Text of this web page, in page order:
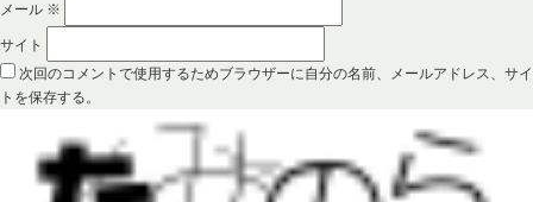
メール ※
サイト
次回のコメントで使用するためブラウザーに自分の名前、メールアドレス、サイ
トを保存する。